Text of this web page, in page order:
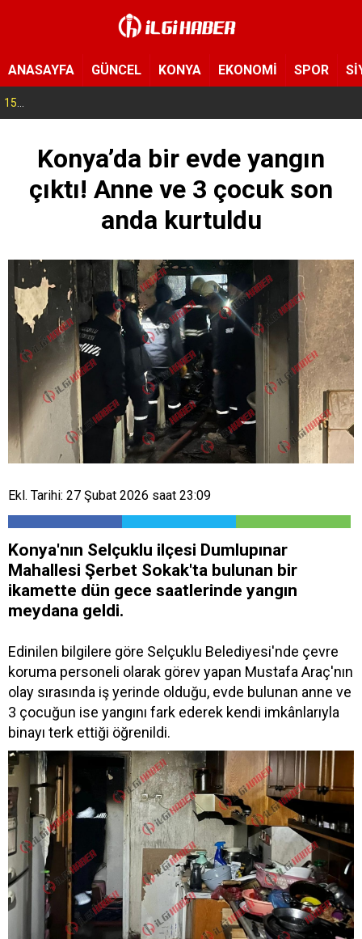
ANASAYFA GÜNCEL KONYA EKONOMİ SPOR
15:11
Konya’da bir evde yangın
çıktı! Anne ve 3 çocuk son
anda kurtuldu
Ekl. Tarihi: 27 Şubat 2026 saat 23:09
Konya'nın Selçuklu ilçesi Dumlupınar
Mahallesi Şerbet Sokak'ta bulunan bir
ikamette dün gece saatlerinde yangın
meydana geldi.
Edinilen bilgilere göre Selçuklu Belediyesi'nde çevre
koruma personeli olarak görev yapan Mustafa Araç'nın
olay sırasında iş yerinde olduğu, evde bulunan anne ve
3 çocuğun ise yangını fark ederek kendi imkânlarıyla
binayı terk ettiği öğrenildi.